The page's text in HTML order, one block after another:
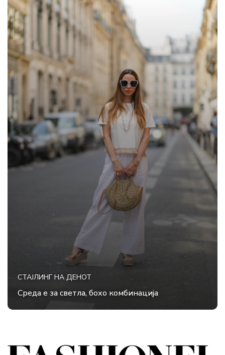
СТАЈЛИНГ НА ДЕНОТ
Среда е за светла, бохо комбинација